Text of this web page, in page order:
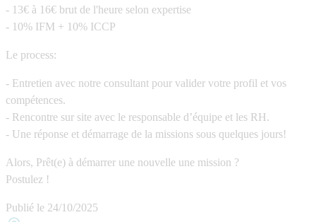
- 13€ à 16€ brut de l'heure selon expertise
- 10% IFM + 10% ICCP
Le process:
- Entretien avec notre consultant pour valider votre profil et vos
compétences.
- Rencontre sur site avec le responsable d’équipe et les RH.
- Une réponse et démarrage de la missions sous quelques jours!
Alors, Prêt(e) à démarrer une nouvelle une mission ?
Postulez !
Publié le 24/10/2025